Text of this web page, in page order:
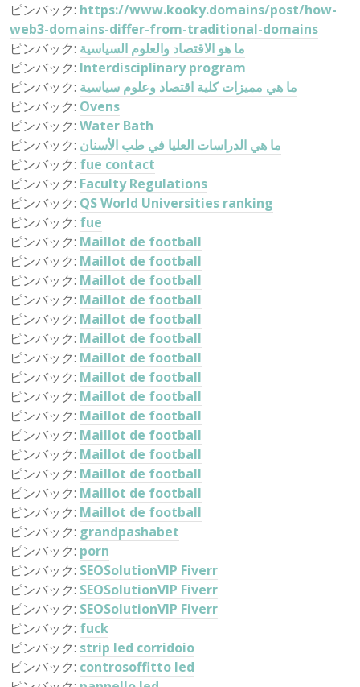
ピンバック: https://www.kooky.domains/post/how-
web3-domains-differ-from-traditional-domains
ピンバック: ما هو الاقتصاد والعلوم السياسية
ピンバック: Interdisciplinary program
ピンバック: ما هي مميزات كلية اقتصاد وعلوم سياسية
ピンバック: Ovens
ピンバック: Water Bath
ピンバック: ما هي الدراسات العليا في طب الأسنان
ピンバック: fue contact
ピンバック: Faculty Regulations
ピンバック: QS World Universities ranking
ピンバック: fue
ピンバック: Maillot de football
ピンバック: Maillot de football
ピンバック: Maillot de football
ピンバック: Maillot de football
ピンバック: Maillot de football
ピンバック: Maillot de football
ピンバック: Maillot de football
ピンバック: Maillot de football
ピンバック: Maillot de football
ピンバック: Maillot de football
ピンバック: Maillot de football
ピンバック: Maillot de football
ピンバック: Maillot de football
ピンバック: Maillot de football
ピンバック: Maillot de football
ピンバック: grandpashabet
ピンバック: porn
ピンバック: SEOSolutionVIP Fiverr
ピンバック: SEOSolutionVIP Fiverr
ピンバック: SEOSolutionVIP Fiverr
ピンバック: fuck
ピンバック: strip led corridoio
ピンバック: controsoffitto led